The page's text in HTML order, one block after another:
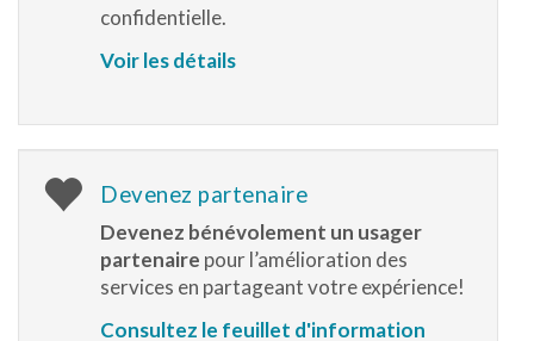
confidentielle.
Voir les détails
Devenez partenaire
Devenez bénévolement un usager
partenaire pour l’amélioration des
services en partageant votre expérience!
Consultez le feuillet d'information